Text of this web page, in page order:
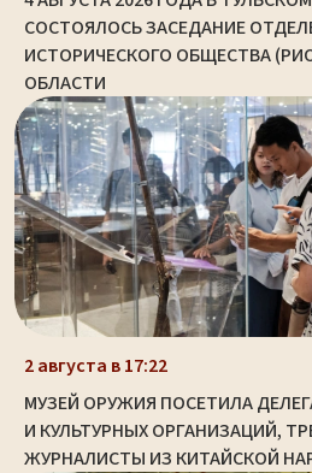
СОСТОЯЛОСЬ ЗАСЕДАНИЕ
ИСТОРИЧЕСКОГО ОБЩЕСТВА
ОБЛАСТИ
2 августа в 17:22
МУЗЕЙ ОРУЖИЯ ПОСЕТИЛА
И КУЛЬТУРНЫХ ОРГАНИЗАЦИЙ,
ЖУРНАЛИСТЫ ИЗ КИТАЙСКОЙ